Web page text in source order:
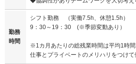
勤務
時間
シフト勤務 （実働7.5h、休憩1.5h）
9：30～19：30 (※季節変動あり）
※1カ月あたりの総残業時間は平均1時間
仕事とプライベートのメリハリをつけて